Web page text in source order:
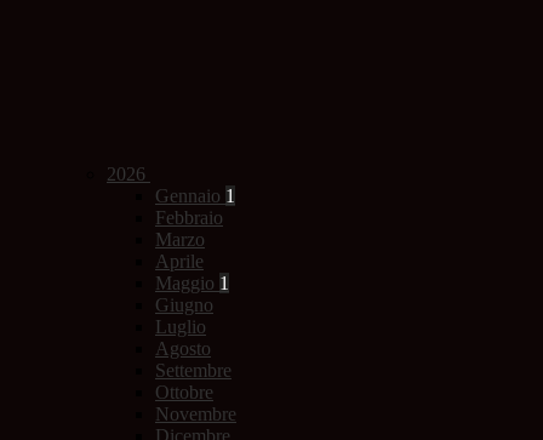
2026
Gennaio 1
Febbraio
Marzo
Aprile
Maggio 1
Giugno
Luglio
Agosto
Settembre
Ottobre
Novembre